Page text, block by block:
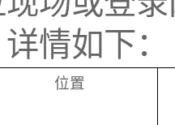
详情如下：
位置